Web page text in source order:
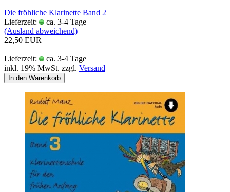
Die fröhliche Klarinette Band 2
Lieferzeit:
ca. 3-4 Tage
(Ausland abweichend)
22,50 EUR
Lieferzeit:
ca. 3-4 Tage
inkl. 19% MwSt. zzgl. Versand
In den Warenkorb